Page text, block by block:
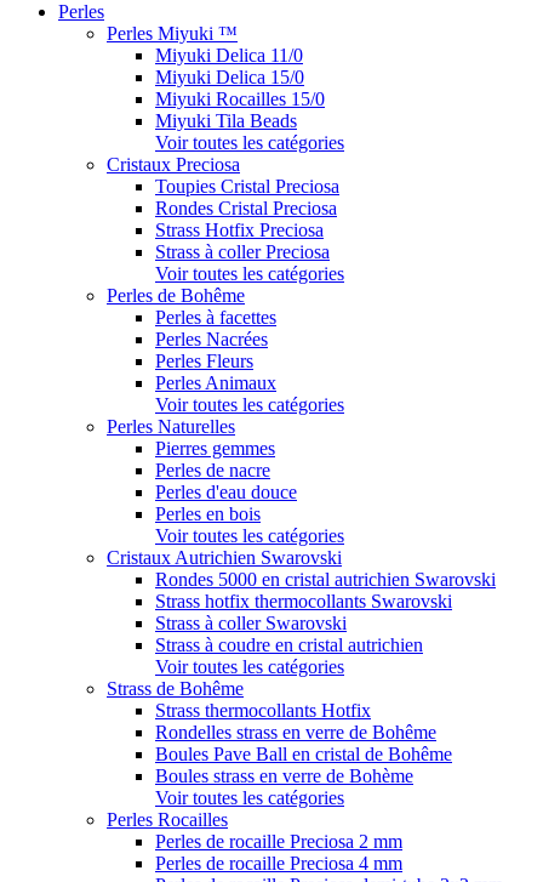
Perles
Perles Miyuki ™
Miyuki Delica 11/0
Miyuki Delica 15/0
Miyuki Rocailles 15/0
Miyuki Tila Beads
Voir toutes les catégories
Cristaux Preciosa
Toupies Cristal Preciosa
Rondes Cristal Preciosa
Strass Hotfix Preciosa
Strass à coller Preciosa
Voir toutes les catégories
Perles de Bohême
Perles à facettes
Perles Nacrées
Perles Fleurs
Perles Animaux
Voir toutes les catégories
Perles Naturelles
Pierres gemmes
Perles de nacre
Perles d'eau douce
Perles en bois
Voir toutes les catégories
Cristaux Autrichien Swarovski
Rondes 5000 en cristal autrichien Swarovski
Strass hotfix thermocollants Swarovski
Strass à coller Swarovski
Strass à coudre en cristal autrichien
Voir toutes les catégories
Strass de Bohême
Strass thermocollants Hotfix
Rondelles strass en verre de Bohême
Boules Pave Ball en cristal de Bohême
Boules strass en verre de Bohème
Voir toutes les catégories
Perles Rocailles
Perles de rocaille Preciosa 2 mm
Perles de rocaille Preciosa 4 mm